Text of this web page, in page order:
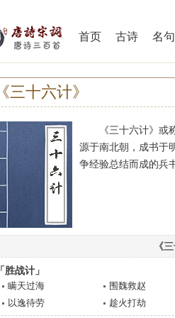
首页 古诗 名句
《三十六计》
《三十六计》或称
源于南北朝，成书于
争经验总结而成的兵
《
「胜战计」
瞒天过海 围魏救赵
以逸待劳
趁火打劫